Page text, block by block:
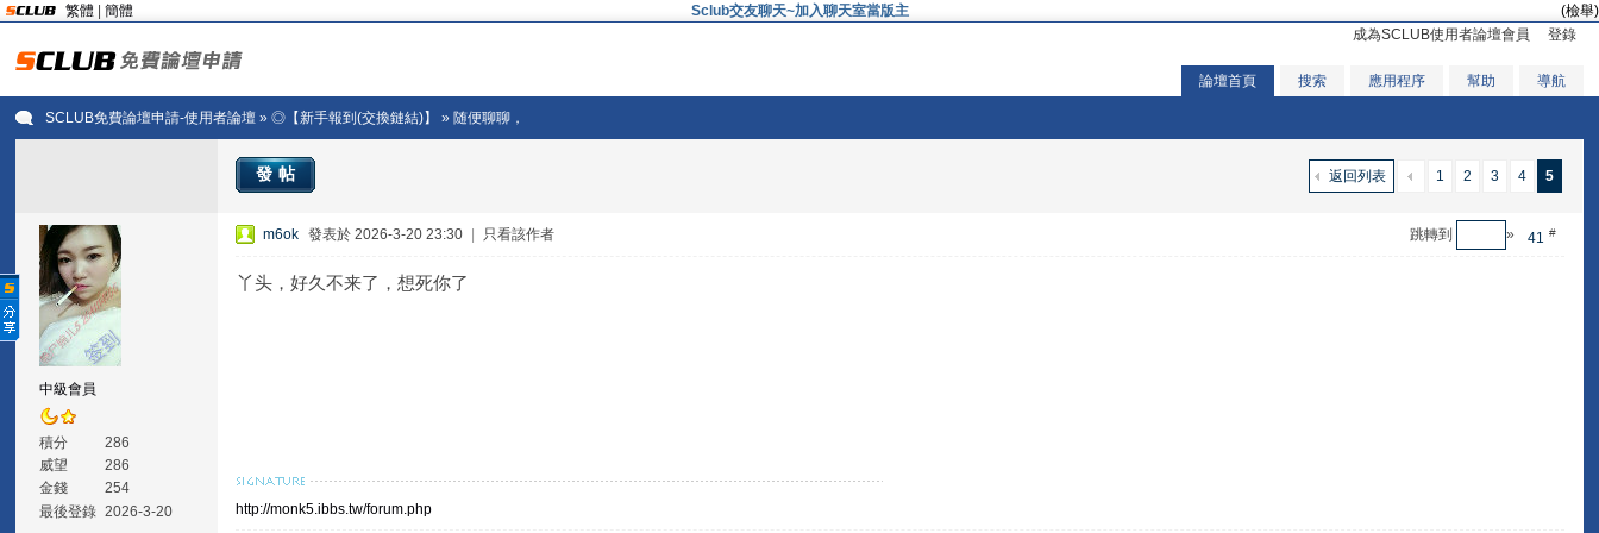
繁體 簡體 Sclub交友聊天~加入聊天室當版主
(檢舉)
成為SCLUB使用者論壇會員
登錄
論壇首頁 搜索 應用程序 幫助 導航
SCLUB免費論壇申請-使用者論壇 »◎【新手報到(交換鏈結)】 » 随便聊聊，
1 2 3 4 5
返回列表
發帖
中級會員
積分
286
威望
286
金錢
254
最後登錄 2026-3-20
41 #
跳轉到 »
m6ok 發表於 2026-3-20 23:30 只看該作者
丫头，好久不来了，想死你了
http://monk5.ibbs.tw/forum.php